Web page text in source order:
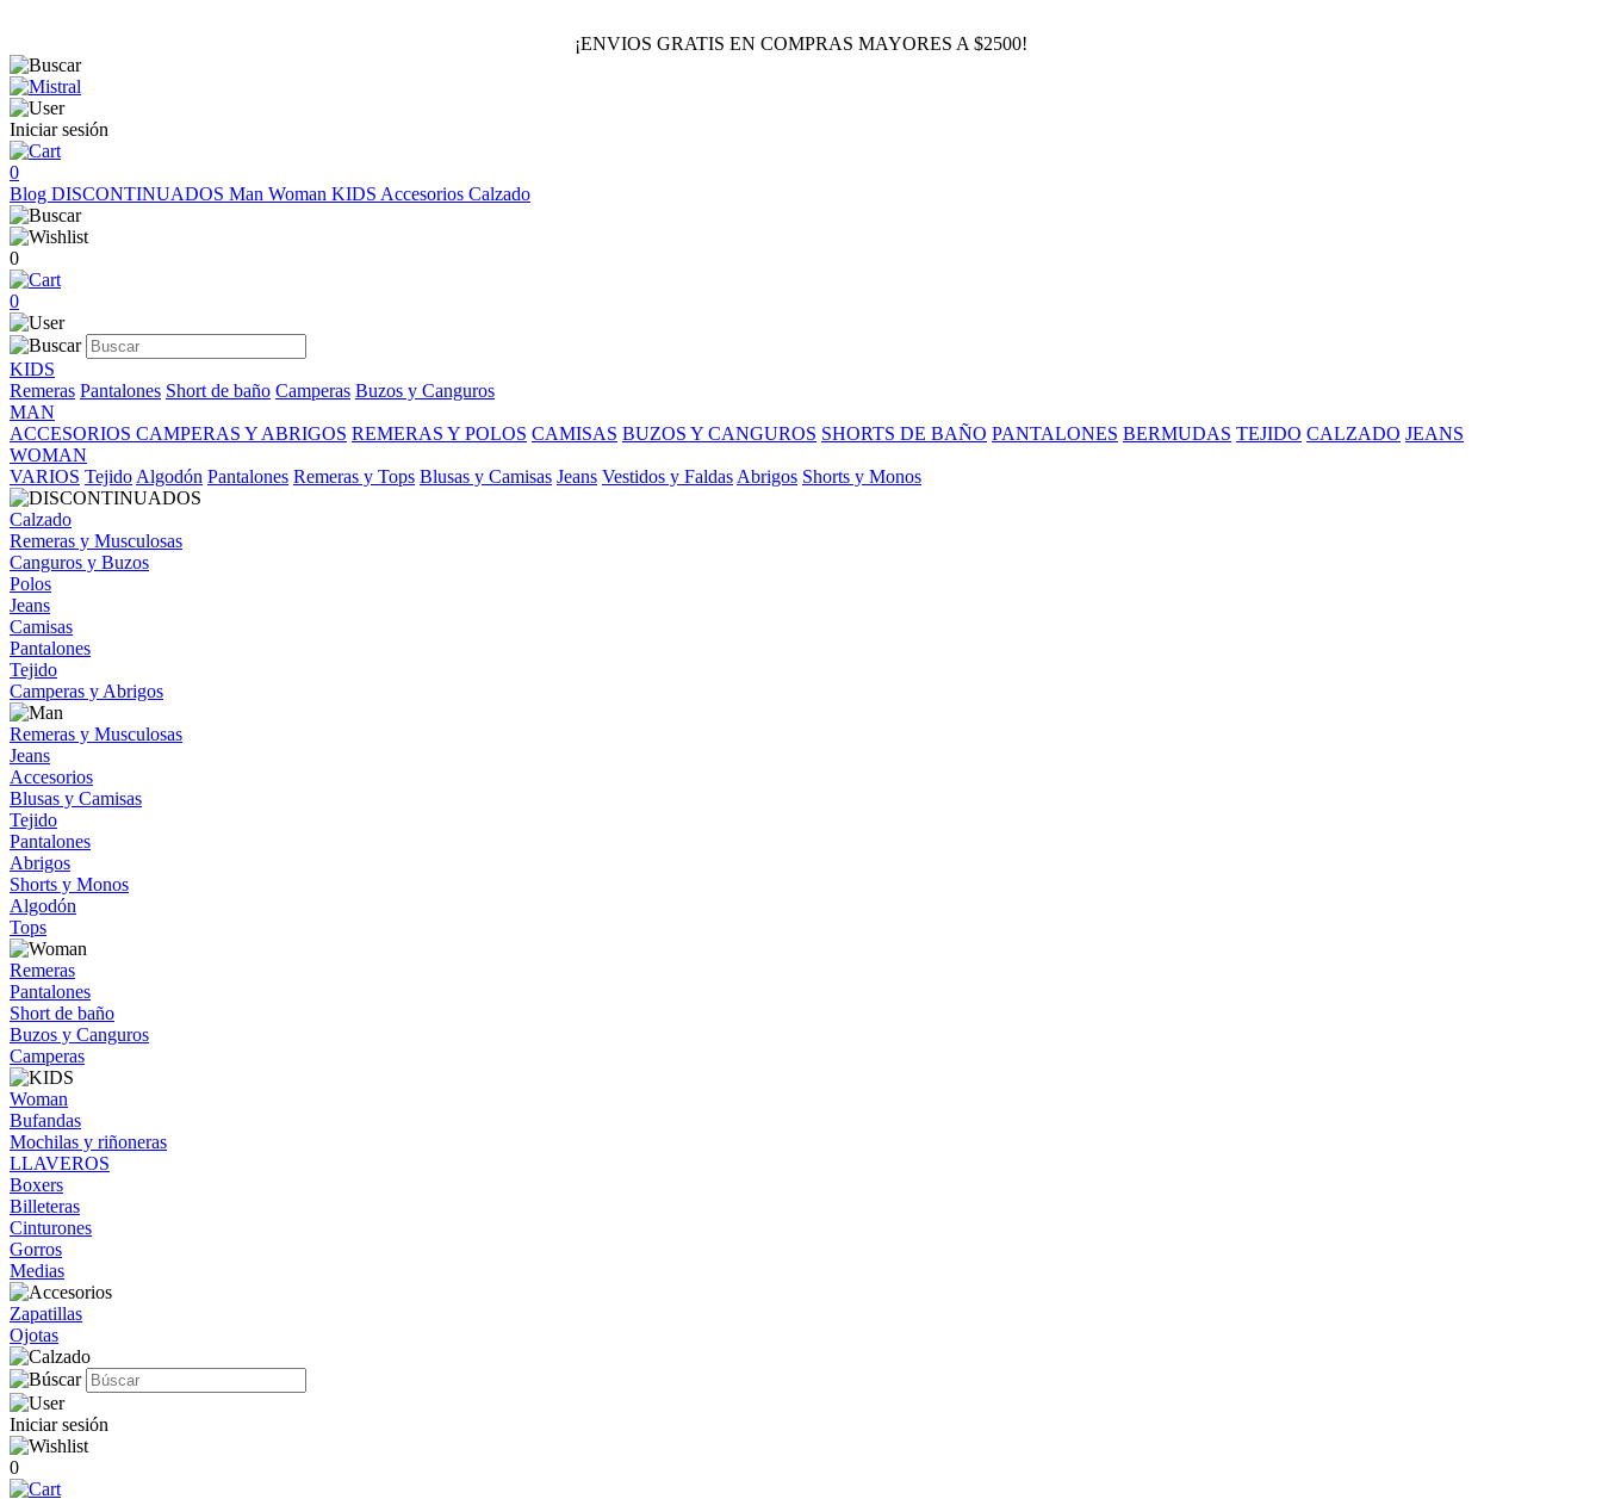
¡ENVIOS GRATIS EN COMPRAS MAYORES A $2500!
Iniciar sesión
0
Blog DISCONTINUADOS Man Woman KIDS Accesorios Calzado
0
0
KIDS
Remeras Pantalones Short de baño Camperas Buzos y Canguros
MAN
ACCESORIOS CAMPERAS Y ABRIGOS REMERAS Y POLOS CAMISAS BUZOS Y CANGUROS SHORTS DE BAÑO PANTALONES BERMUDAS TEJIDO CALZADO JEANS
WOMAN
VARIOS Tejido Algodón Pantalones Remeras y Tops Blusas y Camisas Jeans Vestidos y Faldas Abrigos Shorts y Monos
Calzado
Remeras y Musculosas
Canguros y Buzos
Polos
Jeans
Camisas
Pantalones
Tejido
Camperas y Abrigos
Remeras y Musculosas
Jeans
Accesorios
Blusas y Camisas
Tejido
Pantalones
Abrigos
Shorts y Monos
Algodón
Tops
Remeras
Pantalones
Short de baño
Buzos y Canguros
Camperas
Woman
Bufandas
Mochilas y riñoneras
LLAVEROS
Boxers
Billeteras
Cinturones
Gorros
Medias
Zapatillas
Ojotas
Iniciar sesión
0